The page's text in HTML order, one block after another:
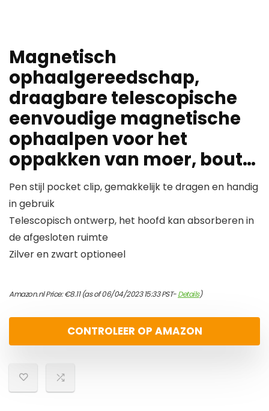
Magnetisch
ophaalgereedschap,
draagbare telescopische
eenvoudige magnetische
ophaalpen voor het
oppakken van moer, bout…
Pen stijl pocket clip, gemakkelijk te dragen en handig
in gebruik
Telescopisch ontwerp, het hoofd kan absorberen in
de afgesloten ruimte
Zilver en zwart optioneel
Amazon.nl Price:€8.11(as of 06/04/2023 15:33 PST-Details)
CONTROLEER OP AMAZON